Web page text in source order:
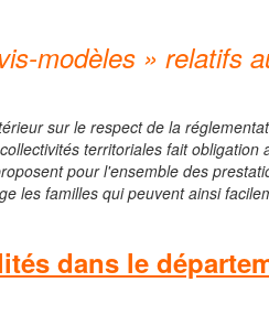
modèles » relatifs
sur le respect de la
territoriales fait
pour l'ensemble des
les familles qui peuvent ainsi
dans le